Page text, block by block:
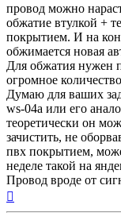
провод можно
обжатие втулкой +
покрытием. И на
обжимается новая
Для обжатия нужен
огромное
Думаю для ваших
ws-04a или его
теоретически он
зачистить, не
пвх покрытием,
неделе такой на
Провод вроде от